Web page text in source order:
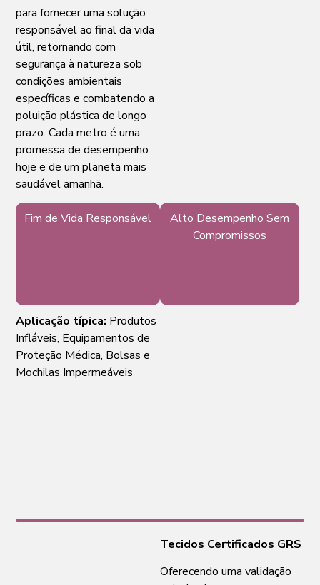
para fornecer uma solução
responsável ao final da vida
útil, retornando com
segurança à natureza sob
condições ambientais
específicas e combatendo a
poluição plástica de longo
prazo. Cada metro é uma
promessa de desempenho
hoje e de um planeta mais
saudável amanhã.
Fim de Vida Responsável
Materiais
Sustentáveis
Alto Desempenho Sem
Compromissos
Aplicação típica: Produtos
Infláveis, Equipamentos de
Proteção Médica, Bolsas e
Mochilas Impermeáveis
Tecidos Certificados GRS
Oferecendo uma validação